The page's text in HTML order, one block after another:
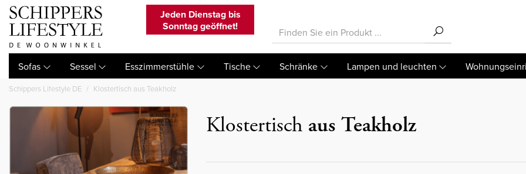
Jeden Dienstag bis
Sonntag geöffnet!
Sofas Sessel Esszimmerstühle Tische Schränke Lampen und leuchten
Schippers Lifestyle DE Klostertisch aus Teakholz
Klostertisch aus Teakholz